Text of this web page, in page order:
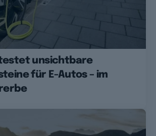
unsichtbare
für E-Autos – im